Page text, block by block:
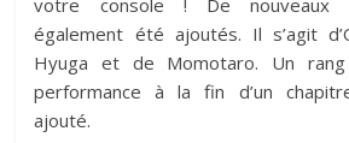
également été ajoutés. Il s’agit
Hyuga et de Momotaro. Un
performance à la fin d’un
ajouté.